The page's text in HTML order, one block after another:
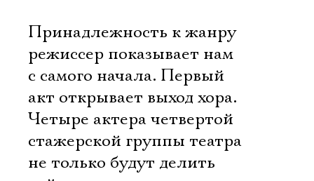
Принадлежность к жанру
режиссер показывает нам
с самого начала. Первый
акт открывает выход хора.
Четыре актера четвертой
стажерской группы театра
не только будут делить